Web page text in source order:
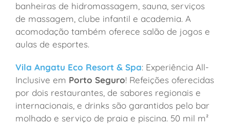
banheiras de hidromassagem, sauna, serviços
de massagem, clube infantil e academia. A
acomodação também oferece salão de jogos e
aulas de esportes.
Vila Angatu Eco Resort & Spa: Experiência All-
Inclusive em Porto Seguro! Refeições oferecidas
por dois restaurantes, de sabores regionais e
internacionais, e drinks são garantidos pelo bar
molhado e serviço de praia e piscina. 50 mil m²